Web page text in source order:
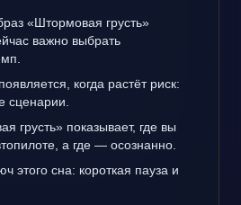
«Штормовая грусть»
важно выбрать
когда растёт риск:
сценарии.
грусть» показывает, где вы
а где — осознанно.
этого сна: короткая пауза и